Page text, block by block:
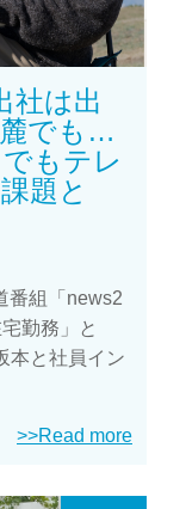
社は出
でも…
もテレ
題と
番組「news2
勤務」と
本と社員イン
>>Read more